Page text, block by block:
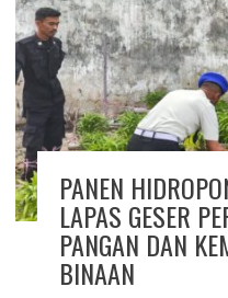
PANEN
LAPAS GESER
PANGAN DAN
BINAAN